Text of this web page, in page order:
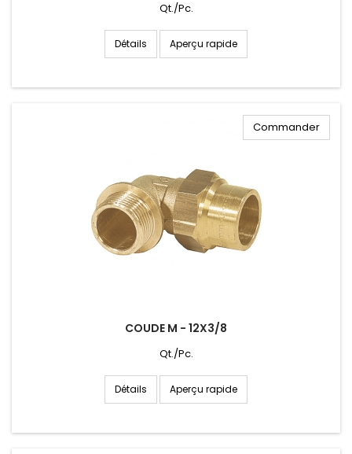
Qt./Pc.
Détails Aperçu rapide
COUDE M - 12X3/8
Qt./Pc.
Détails Aperçu rapide
Commander